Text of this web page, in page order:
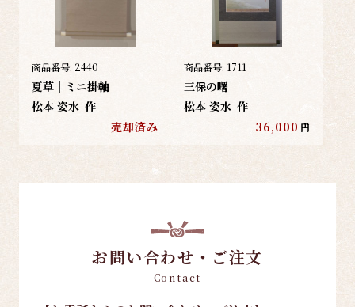
商品番号: 2440
夏草｜ミニ掛軸
松本 姿水 作
売却済み
商品番号: 1711
三保の曙
松本 姿水 作
36,000 円
お問い合わせ・ご注文
Contact